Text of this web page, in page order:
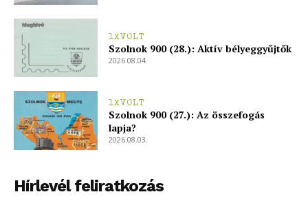
1XVOLT
Szolnok 900 (28.): Aktív bélyeggyűjtők
2026.08.04.
1XVOLT
Szolnok 900 (27.): Az összefogás
lapja?
2026.08.03.
Hírlevél feliratkozás